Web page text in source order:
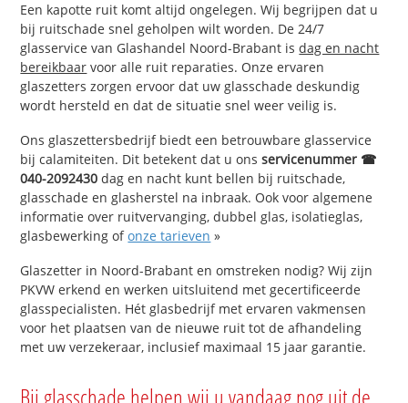
Een kapotte ruit komt altijd ongelegen. Wij begrijpen dat u
bij ruitschade snel geholpen wilt worden. De 24/7
glasservice van Glashandel Noord-Brabant isdag en nacht
bereikbaar voor alle ruit reparaties. Onze ervaren
glaszetters zorgen ervoor dat uw glasschade deskundig
wordt hersteld en dat de situatie snel weer veilig is.
Ons glaszettersbedrijf biedt een betrouwbare glasservice
bij calamiteiten. Dit betekent dat u onsservicenummer ☎
040-2092430 dag en nacht kunt bellen bij ruitschade,
glasschade en glasherstel na inbraak. Ook voor algemene
informatie over ruitvervanging, dubbel glas, isolatieglas,
glasbewerking ofonze tarieven »
Glaszetter in Noord-Brabant en omstreken nodig? Wij zijn
PKVW erkend en werken uitsluitend met gecertificeerde
glasspecialisten. Hét glasbedrijf met ervaren vakmensen
voor het plaatsen van de nieuwe ruit tot de afhandeling
met uw verzekeraar, inclusief maximaal 15 jaar garantie.
Bij glasschade helpen wij u vandaag nog uit de